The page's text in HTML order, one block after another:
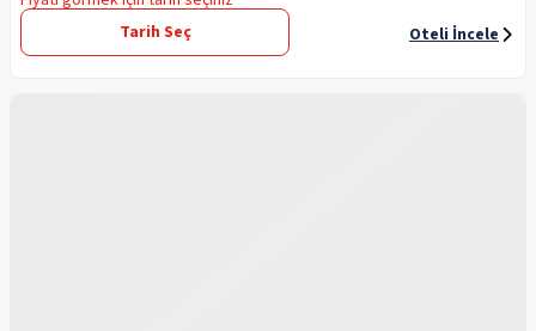
Tarih Seç
Oteli İncele